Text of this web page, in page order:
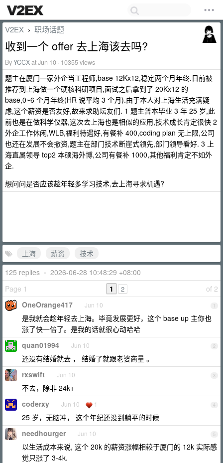
V2EX › 职场话题
收到一个 offer 去上海该去吗?
ByYCCXat Jun 10 · 10355 views
题主在厦门一家外企当工程师,base 12Kx12,稳定两个月年终.日前被
推荐到上海做一个硬核科研项目,面试之后拿到了 20Kx12 的
base,0~6 个月年终(HR 说平均 3 个月).由于本人对上海生活充满疑
虑,这个薪资是否友好,故来求助坛友们. 1 题主普本毕业 3 年 25 岁,此
前也是在做科学仪器,这次去上海也是相似的应用,技术成长肯定很快 2
外企工作休闲,WLB,福利待遇好,有餐补 400,coding plan 无上限,公司
也还在发展不会撤资,题主在部门技术断崖式领先,部门领导看好. 3 上
海直属领导 top2 本硕海外博,公司有餐补 1000,其他福利肯定不如外
企.
想问问是否应该趁年轻多学习技术,去上海寻求机遇?
上海 薪资
技术
125 replies • 2026-06-28 10:48:29 +08:00
Page 1
of 2
1 2
1
OneOrange417 Jun 10
是我就会趁年轻去上海。毕竟发展更好，这个 base up 主你也
涨了快一倍了。是我的话就很心动哈哈
2
quan01994 Jun 10
还没有结婚就去 ， 结婚了就跟老婆商量 。
3
rxswift Jun 10
不去，除非 24k+
4
coderxy Jun 10 1
25 岁，无脑冲， 这个年纪还没到躺平的时候
5
needhourger Jun 10
以生活成本来说, 这个 20k 的薪资涨幅相较于厦门的 12k 实际感
觉只涨了 3-4k.